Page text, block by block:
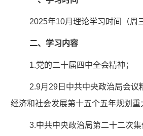
2025年10月理论学习时间（周
二、学习内容
1.党的二十届四中全会精神；
2.9月29日中共中央政治局会议
经济和社会发展第十五个五年规划重
3.中共中央政治局第二十二次